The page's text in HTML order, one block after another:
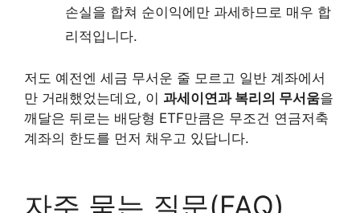
손실을 합쳐 순이익에만 과세하므로 매우 합
리적입니다.
저도 예전엔 세금 무서운 줄 모르고 일반 계좌에서
만 거래했었는데요, 이 과세이연과 복리의 무서움을
깨달은 뒤로는 배당형 ETF만큼은 무조건 연금저축
계좌의 한도를 먼저 채우고 있답니다.
자주 묻는 질문(FAQ)